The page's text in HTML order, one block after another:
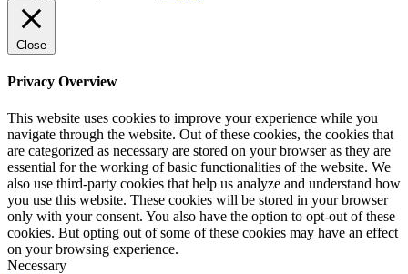
Close
Privacy Overview
This website uses cookies to improve your experience while you
navigate through the website. Out of these cookies, the cookies that
are categorized as necessary are stored on your browser as they are
essential for the working of basic functionalities of the website. We
also use third-party cookies that help us analyze and understand how
you use this website. These cookies will be stored in your browser
only with your consent. You also have the option to opt-out of these
cookies. But opting out of some of these cookies may have an effect
on your browsing experience.
Necessary